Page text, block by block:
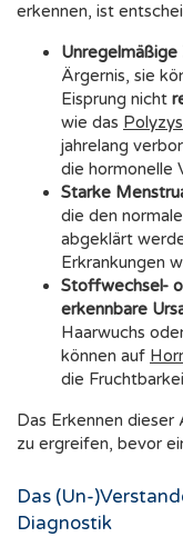
erkennen, ist
Unregelmäßige
Ärgernis, sie
Eisprung nicht
wie das
jahrelang
die hormonelle
Starke
die den
abgeklärt
Erkrankungen
Stoffwechsel-
erkennbare
Haarwuchs
können auf
die
Das Erkennen
zu ergreifen, bevor
Das (Un-
Diagnostik